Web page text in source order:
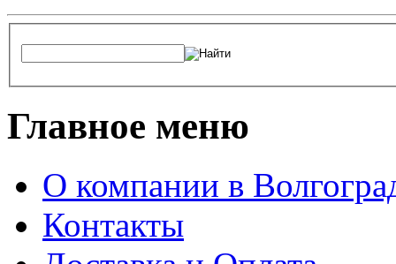
Главное меню
О компании в
Контакты